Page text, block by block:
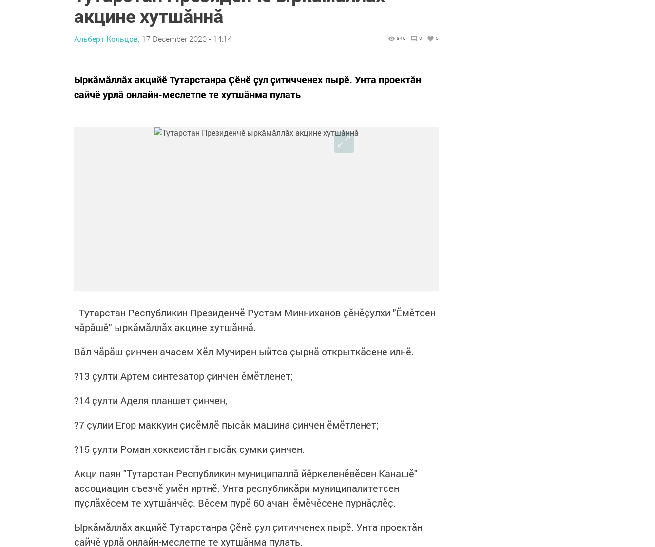
акцине хутшӑннӑ
Альберт Кольцов, 17 December 2020 - 14:14 846 0 0
Ыркӑмӑллӑх акцийӗ Тутарстанра Ҫӗнӗ ҫул ҫитичченех пырӗ. Унта проектӑн
сайчӗ урлӑ онлайн-меслетпе те хутшӑнма пулать
Тутарстан Республикин Президенчӗ Рустам Минниханов ҫӗнӗҫулхи "Ӗмӗтсен
чӑрӑшӗ" ыркӑмӑллӑх акцине хутшӑннӑ.
Вӑл чӑрӑш ҫинчен ачасем Хӗл Мучирен ыйтса ҫырнӑ открыткӑсене илнӗ.
?13 ҫулти Артем синтезатор ҫинчен ӗмӗтленет;
?14 ҫулти Аделя планшет ҫинчен,
?7 ҫулии Егор маккуин ҫиҫӗмлӗ пысӑк машина ҫинчен ӗмӗтленет;
?15 ҫулти Роман хоккеистӑн пысӑк сумки ҫинчен.
Акци паян "Тутарстан Республикин муниципаллӑ йӗркеленӗвӗсен Канашӗ"
ассоциацин съезчӗ умӗн иртнӗ. Унта республикӑри муниципалитетсен
пуҫлӑхӗсем те хутшӑнчӗҫ. Вӗсем пурӗ 60 ачан ӗмӗчӗсене пурнӑҫлӗҫ.
Ыркӑмӑллӑх акцийӗ Тутарстанра Ҫӗнӗ ҫул ҫитичченех пырӗ. Унта проектӑн
сайчӗ урлӑ онлайн-меслетпе те хутшӑнма пулать.